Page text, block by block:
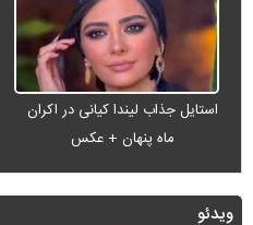
استایل جذاب لیندا کیانی در اکران
ماه پنهان + عکس
ویدئو